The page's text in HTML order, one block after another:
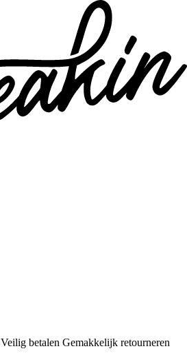
Veilig betalen Gemakkelijk retourneren